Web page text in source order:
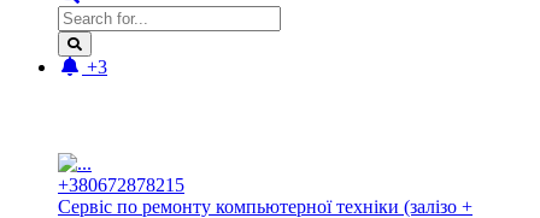
+3
+380672878215
Сервіс по ремонту компьютерної техніки (залізо +